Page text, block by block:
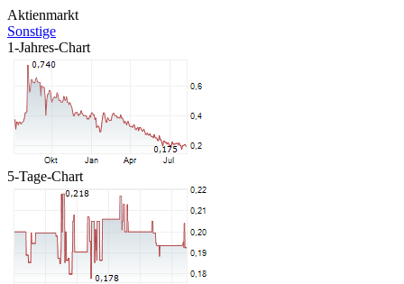
Aktienmarkt
Sonstige
1-Jahres-Chart
5-Tage-Chart